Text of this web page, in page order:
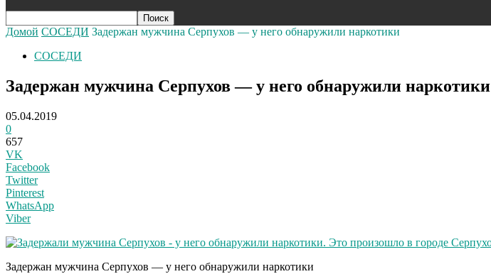
Домой СОСЕДИ Задержан мужчина Серпухов — у него обнаружили наркотики
СОСЕДИ
Задержан мужчина Серпухов — у него обнаружили наркотики
05.04.2019
0
657
VK
Facebook
Twitter
Pinterest
WhatsApp
Viber
Задержан мужчина Серпухов — у него обнаружили наркотики